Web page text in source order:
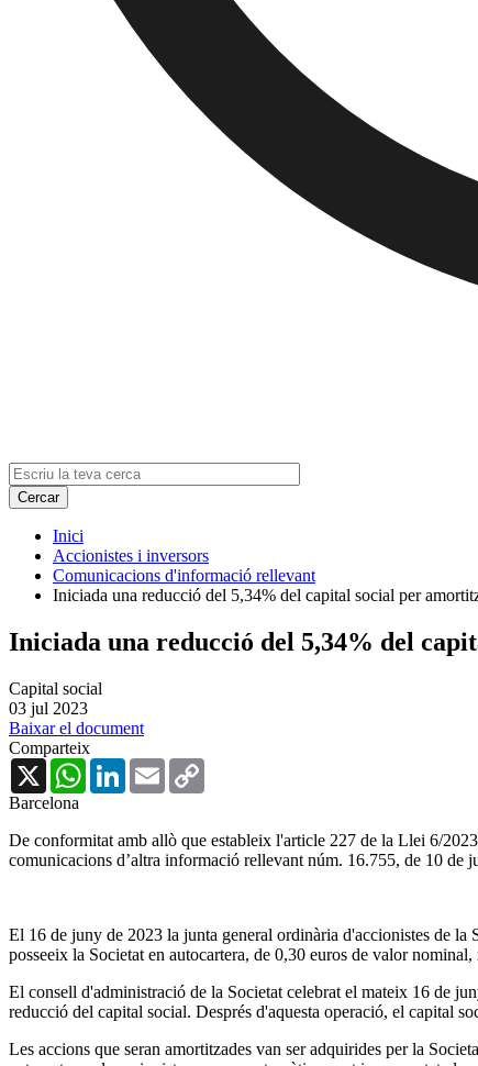
Inici
Accionistes i inversors
Comunicacions d'informació rellevant
Iniciada una reducció del 5,34% del capital social per
Iniciada una reducció del 5,34% del
Capital social
03 jul 2023
Baixar el document
Comparteix
X
WhatsAppLinkedInEmail
Barcelona
De conformitat amb allò que estableix l'article 227 de la Llei 6/
comunicacions d’altra informació rellevant núm. 16.755, de 10 de
El 16 de juny de 2023 la junta general ordinària d'accionistes de
posseeix la Societat en autocartera, de 0,30 euros de valor
El consell d'administració de la Societat celebrat el mateix 16 de
reducció del capital social. Després d'aquesta operació, el capital
Les accions que seran amortitzades van ser adquirides per la